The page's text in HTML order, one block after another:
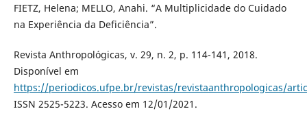
FIETZ, Helena; MELLO, Anahi. “A Multiplicidade do Cuidado
na Experiência da Deficiência”.
Revista Anthropológicas, v. 29, n. 2, p. 114-141, 2018.
Disponível em
https://periodicos.ufpe.br/revistas/revistaanthropologicas/
ISSN 2525-5223. Acesso em 12/01/2021.